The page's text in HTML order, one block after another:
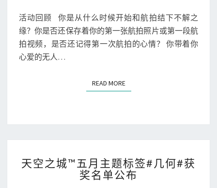
成
长
征
集
奖
活动回顾 你是从什么时候开始和航拍结下不解之
缘？你是否还保存着你的第一张航拍照片或第一段航
拍视频，是否还记得第一次航拍的心情？ 你带着你
心爱的无人…
READ MOREREAD MORE
空
之
天空之城™五月主题标签#几何#获
奖名单公布